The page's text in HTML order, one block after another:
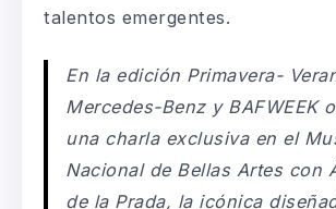
talentos emergentes.
En la edición Primavera-
Mercedes-Benz y BAFWEEK
una charla exclusiva en el
Nacional de Bellas Artes con
de la Prada, la icónica